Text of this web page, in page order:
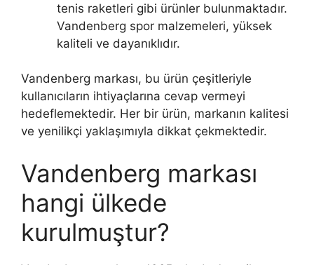
tenis raketleri gibi ürünler bulunmaktadır.
Vandenberg spor malzemeleri, yüksek
kaliteli ve dayanıklıdır.
Vandenberg markası, bu ürün çeşitleriyle
kullanıcıların ihtiyaçlarına cevap vermeyi
hedeflemektedir. Her bir ürün, markanın kalitesi
ve yenilikçi yaklaşımıyla dikkat çekmektedir.
Vandenberg markası
hangi ülkede
kurulmuştur?